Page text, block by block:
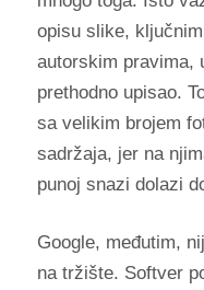
opisu slike,
autorskim pravima,
prethodno upisao.
sa velikim brojem
sadržaja, jer na
punoj snazi dolazi
Google, međutim,
na tržište. Softver